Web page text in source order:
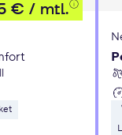
€ / mtl.